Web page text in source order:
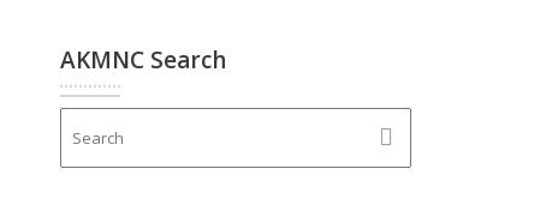
AKMNC Search